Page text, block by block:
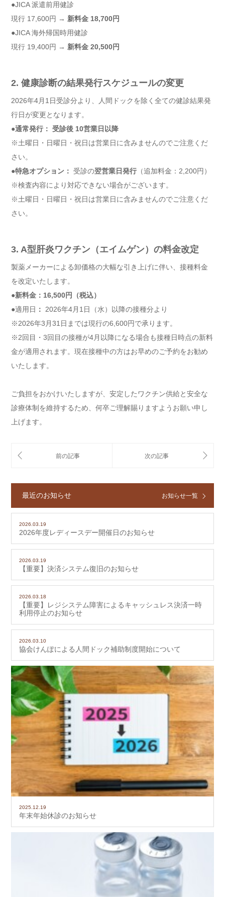
●JICA 派遣前用健診
現行 17,600円 → 新料金 18,700円
●JICA 海外帰国時用健診
現行 19,400円 → 新料金 20,500円
2. 健康診断の結果発行スケジュールの変更
2026年4月1日受診分より、人間ドックを除く全ての健診結果発
行日が変更となります。
●通常発行： 受診後 10営業日以降
※土曜日・日曜日・祝日は営業日に含みませんのでご注意くだ
さい。
●特急オプション： 受診の翌営業日発行 （追加料金：2,200円）
※検査内容により対応できない場合がございます。
※土曜日・日曜日・祝日は営業日に含みませんのでご注意くだ
さい。
3. A型肝炎ワクチン（エイムゲン）の料金改定
製薬メーカーによる卸価格の大幅な引き上げに伴い、接種料金
を改定いたします。
●新料金：16,500円（税込）
●適用日 ：
2026年4月1日（水）以降の接種分より
※2026年3月31日までは現行の6,600円で承ります。
※2回目・3回目の接種が4月以降になる場合も接種日時点の新料
金が適用されます。現在接種中の方はお早めのご予約をお勧め
いたします。
ご負担をおかけいたしますが、安定したワクチン供給と安全な
診療体制を維持するため、何卒ご理解賜りますようお願い申し
上げます。
最近のお知らせ お知らせ一覧
2026.03.19
2026年度レディースデー開催日のお知らせ
2026.03.19
【重要】決済システム復旧のお知らせ
2026.03.18
【重要】レジシステム障害によるキャッシュレス決済一時
利用停止のお知らせ
2026.03.10
協会けんぽによる人間ドック補助制度開始について
2025.12.19
年末年始休診のお知らせ